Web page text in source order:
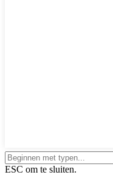
ESC om te sluiten.